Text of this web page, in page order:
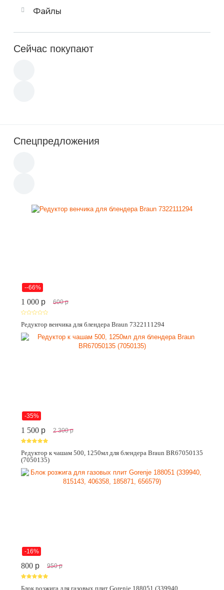
Файлы
Сейчас покупают
Спецпредложения
--66%
1 000 p 600 p
Редуктор венчика для блендера Braun 7322111294
-35%
1 500 p 2 300 p
Редуктор к чашам 500, 1250мл для блендера Braun BR67050135
(7050135)
-16%
800 p 950 p
Блок розжига для газовых плит Gorenje 188051 (339940,